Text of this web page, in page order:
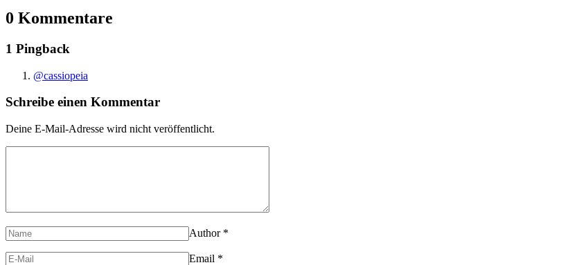
0 Kommentare
1 Pingback
@cassiopeia
Schreibe einen Kommentar
Deine E-Mail-Adresse wird nicht veröffentlicht.
Author *
Email *